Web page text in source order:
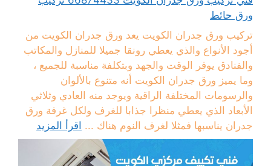
ورق حائط
تركيب ورق جدران الكويت يعد ورق جدران الكويت من
أجود الأنواع والذي يعطي رونقا جميلا للمنازل والمكاتب
والفنادق يوفر الوقت والجهد وبتكلفة مناسبة للجميع ،
وما يميز ورق جدران الكويت أنه متنوع بالألوان
والرسومات المختلفة الراقية ويوجد منه العادي وثلاثي
الأبعاد الذي يعطي منظرا جذابا للغرف ولكل غرفة ورق
جدران يناسبها فمثلا لغرف النوم هناك ... اقرأ المزيد